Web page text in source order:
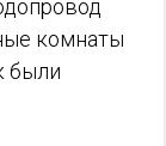
комнаты
были